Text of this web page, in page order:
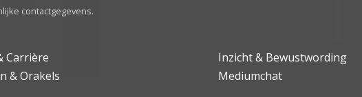
contactgegevens.
Carrière
Inzicht & Bewustwording
& Orakels Mediumchat